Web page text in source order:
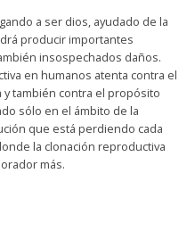
a ser dios, ayudado de la
producir importantes
insospechados daños.
en humanos atenta contra el
y también contra el propósito
sólo en el ámbito de la
que está perdiendo cada
la clonación reproductiva
más.